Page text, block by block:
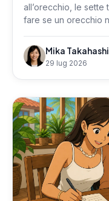
all’orecchio, le
fare se un orecchio
Mika Takahashi
29 lug 2026